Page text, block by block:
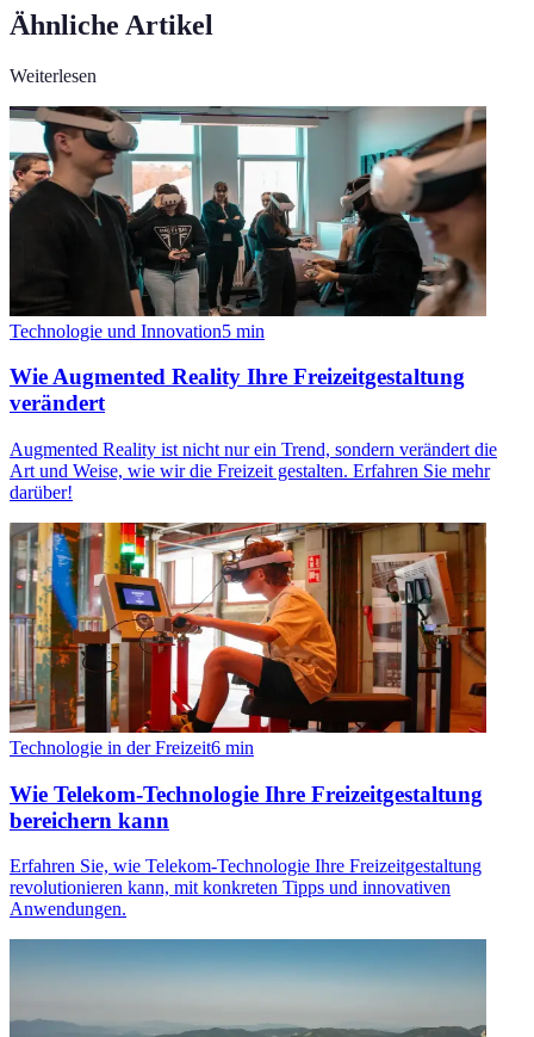
Ähnliche Artikel
Weiterlesen
Technologie und Innovation5 min
Wie Augmented Reality Ihre Freizeitgestaltung
verändert
Augmented Reality ist nicht nur ein Trend, sondern verändert die
Art und Weise, wie wir die Freizeit gestalten. Erfahren Sie mehr
darüber!
Technologie in der Freizeit6 min
Wie Telekom-Technologie Ihre Freizeitgestaltung
bereichern kann
Erfahren Sie, wie Telekom-Technologie Ihre Freizeitgestaltung
revolutionieren kann, mit konkreten Tipps und innovativen
Anwendungen.